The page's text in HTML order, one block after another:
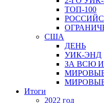
ТОП-100
США
ДЕНЬ
УИК-ЭНД
ЗА ВСЮ
Итоги
2022 год